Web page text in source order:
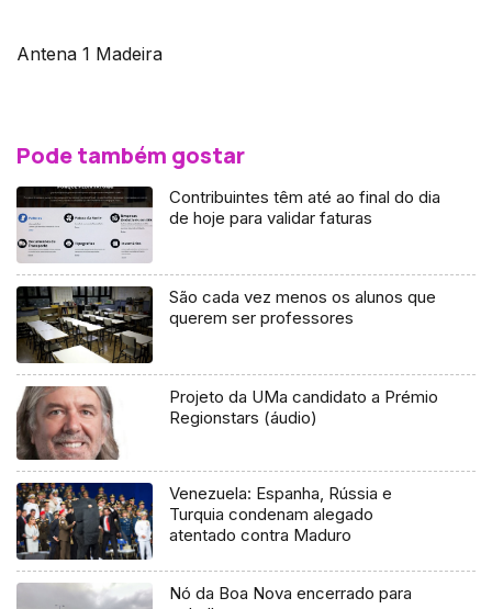
Antena 1 Madeira
Pode também gostar
Contribuintes têm até ao final do dia
de hoje para validar faturas
São cada vez menos os alunos que
querem ser professores
Projeto da UMa candidato a Prémio
Regionstars (áudio)
Venezuela: Espanha, Rússia e
Turquia condenam alegado
atentado contra Maduro
Nó da Boa Nova encerrado para